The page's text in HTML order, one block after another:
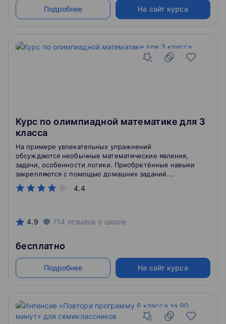
Подробнее На сайт курса
Курс по олимпиадной математике для 3
класса
4.4
На примере увлекательных упражнений
обсуждаются необычные математические явления,
задачи, особенности логики. Приобретённые навыки
закрепляются с помощью домашних заданий.
Понятные примеры познакомят с законами логики и
научат использовать самые разные схемы для
4.9 714 отзывов о школе
бесплатно
Подробнее На сайт курса